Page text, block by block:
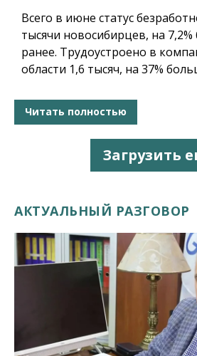
Всего в июне статус
тысячи новосибирцев, на
ранее. Трудоустроено в
области 1,6 тысяч, на 37%
Читать полностью
Загрузить
АКТУАЛЬНЫЙ РАЗГОВОР